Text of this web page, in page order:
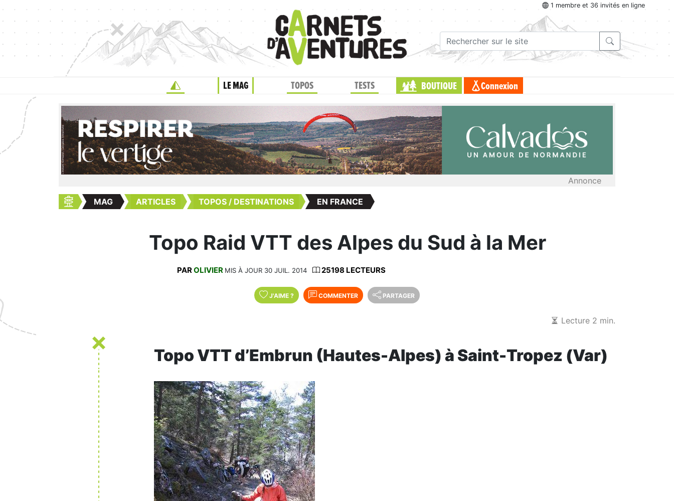
1 membre et 36 invités en ligne
LE MAG TOPOS TESTS BOUTIQUE Connexion
Annonce
MAG ARTICLES TOPOS / DESTINATIONS EN FRANCE
Topo Raid VTT des Alpes du Sud à la Mer
PAROLIVIER MIS À JOUR 30 JUIL. 2014 25198 LECTEURS
J'AIME ? COMMENTER PARTAGER
Lecture 2 min.
Topo VTT d’Embrun (Hautes-Alpes) à Saint-Tropez (Var)